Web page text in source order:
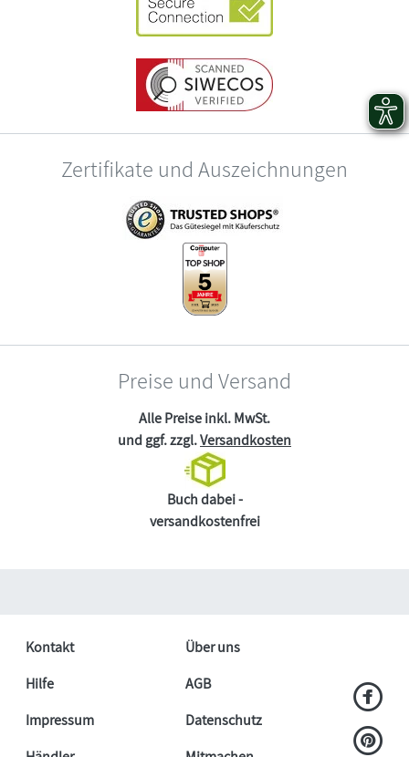
Zertifikate und Auszeichnungen
Preise und Versand
Alle Preise inkl. MwSt.
und ggf. zzgl.Versandkosten
Buch dabei -
versandkostenfrei
Kontakt
Über uns
Hilfe
AGB
Impressum
Datenschutz